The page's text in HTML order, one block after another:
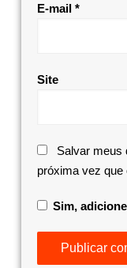
E-mail *
Site
Salvar meus
próxima vez que
Sim,